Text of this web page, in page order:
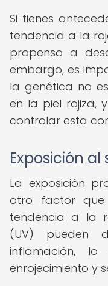
Si tienes
tendencia a la
propenso a
embargo, es
la genética no
en la piel rojiza,
controlar esta
Exposición al
La exposición
otro factor
tendencia a la
(UV) pueden
inflamación,
enrojecimiento y